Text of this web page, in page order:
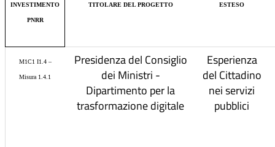
INVESTIMENTO
PNRR
TITOLARE DEL PROGETTO ESTESO
M1C1 I1.4 –
Misura 1.4.1
Presidenza del Consiglio
dei Ministri -
Dipartimento per la
trasformazione digitale
Esperienza
del Cittadino
nei servizi
pubblici